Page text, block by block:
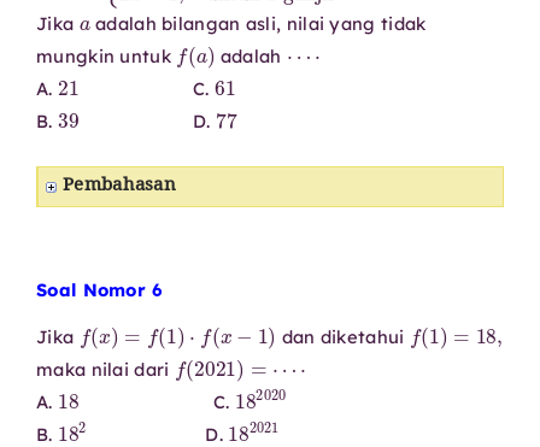
Jika
adalah bilangan asli, nilai yang tidak
mungkin untuk
f(a )
adalah
A.
21
C.
61
B.
39
D.
77
Pembahasan
Soal Nomor 6
Jika
f(x ) 1)⋅f( −1
dan diketahui
f(1) 18,
maka nilai dari
f(2021 ⋯
A.
18
C.
182020
B.
182
D.
182021